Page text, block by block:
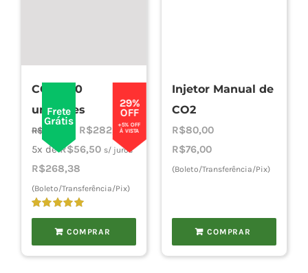
Frete
Grátis
29%
OFF
+5% OFF
À VISTA
CO2 – 50
unidades
Avaliação
de 5
R$
O
preço
original
era:
R$400,00.
R$282,50O
preço
é:
5x de R$56,50 s/ juros
R$268,38
(Boleto/Transferência/Pix)
COMPRAR
Injetor Manual de
CO2
R$80,00
R$76,00
(Boleto/Transferência/Pix)
COMPRAR